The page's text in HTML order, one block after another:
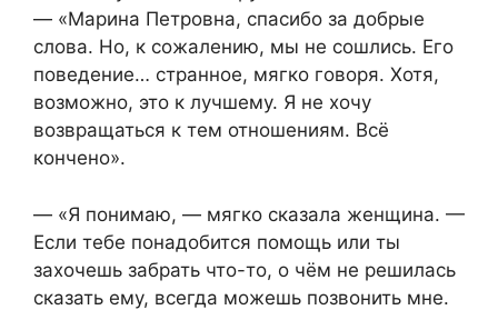
— «Марина Петровна, спасибо за добрые
слова. Но, к сожалению, мы не сошлись. Его
поведение… странное, мягко говоря. Хотя,
возможно, это к лучшему. Я не хочу
возвращаться к тем отношениям. Всё
кончено».
— «Я понимаю, — мягко сказала женщина. —
Если тебе понадобится помощь или ты
захочешь забрать что-то, о чём не решилась
сказать ему, всегда можешь позвонить мне.